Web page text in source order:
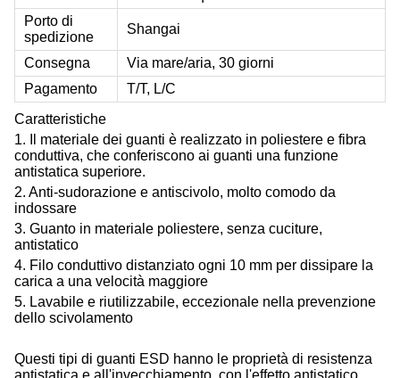
Porto di
spedizione
Shangai
Consegna
Via mare/aria, 30 giorni
Pagamento
T/T, L/C
Caratteristiche
1. Il materiale dei guanti è realizzato in poliestere e fibra
conduttiva, che conferiscono ai guanti una funzione
antistatica superiore.
2. Anti-sudorazione e antiscivolo, molto comodo da
indossare
3. Guanto in materiale poliestere, senza cuciture,
antistatico
4. Filo conduttivo distanziato ogni 10 mm per dissipare la
carica a una velocità maggiore
5. Lavabile e riutilizzabile, eccezionale nella prevenzione
dello scivolamento
Questi tipi di guanti ESD hanno le proprietà di resistenza
antistatica e all'invecchiamento. con l'effetto antistatico